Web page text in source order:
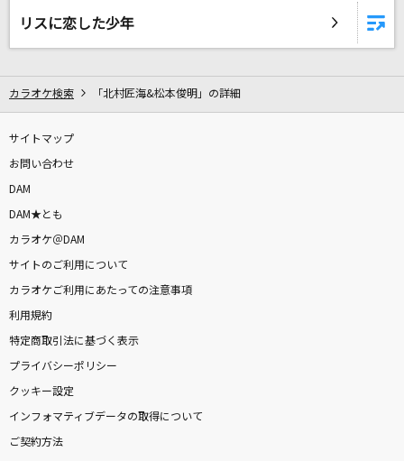
リアルタイムで歌われている曲の一覧
FictionJunction
センチメンタル・キス(Acoustic ver.)
打上花火
DAOKO×米津玄師
[良音]モノクロのキス
シド
[生音]RAGE OF DUST
リスに恋した少年
カラオケ検索 「北村匠海&松本俊明」の詳細
サイトマップ
お問い合わせ
DAM
DAM★とも
カラオケ＠DAM
サイトのご利用について
カラオケご利用にあたっての注意事項
利用規約
特定商取引法に基づく表示
プライバシーポリシー
クッキー設定
インフォマティブデータの取得について
ご契約方法